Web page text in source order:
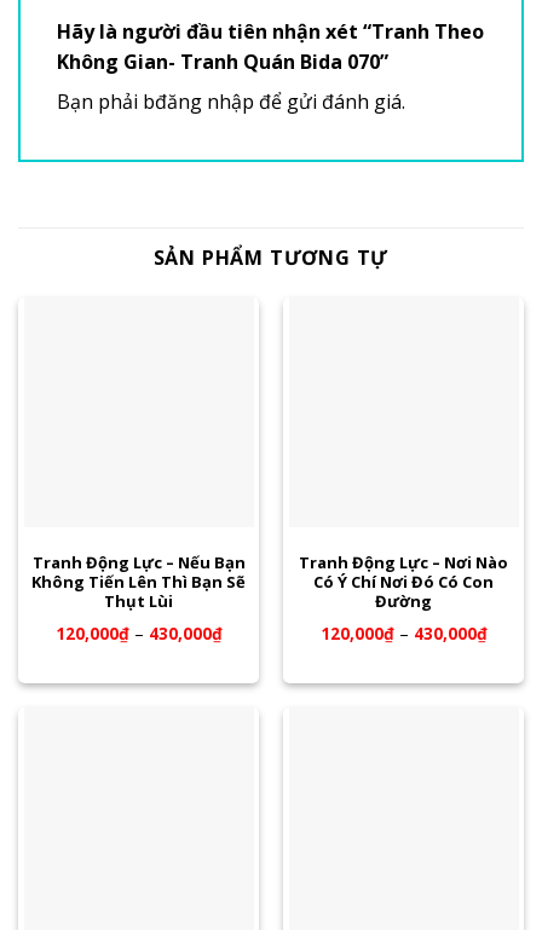
Hãy là người đầu tiên nhận xét “Tranh Theo
Không Gian- Tranh Quán Bida 070”
Bạn phải bđăng nhập để gửi đánh giá.
SẢN PHẨM TƯƠNG TỰ
Tranh Động Lực – Nếu Bạn
Không Tiến Lên Thì Bạn Sẽ
Thụt Lùi
120,000₫– 430,000₫
Tranh Động Lực – Nơi Nào
Có Ý Chí Nơi Đó Có Con
Đường
120,000₫– 430,000₫